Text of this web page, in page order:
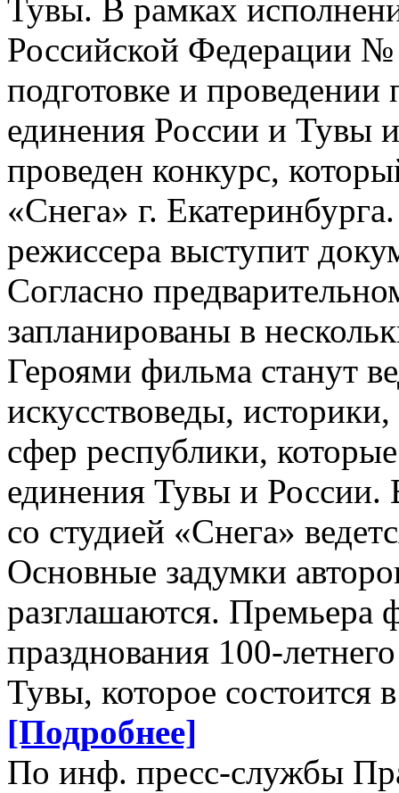
Тувы. В рамках
Российской Федерации
подготовке и проведении
единения России и Тувы
проведен конкурс,
«Снега» г.
режиссера выступит
Согласно
запланированы в
Героями фильма станут
искусствоведы,
сфер республики,
единения Тувы и России.
со студией «Снега»
Основные задумки
разглашаются. Премьера
празднования 100-
Тувы, которое состоится
[Подробнее]
По инф. пресс-службы